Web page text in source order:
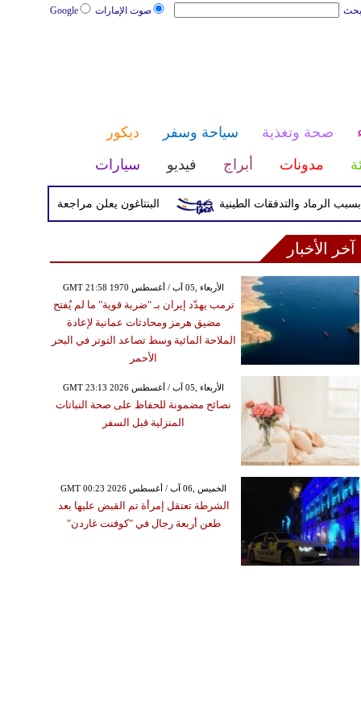
صوت الإمارات Google
صحة وتغذية سياحة وسفر
ديكور
مدونات أبراج فيديو سيارات
البنتاغون يعلن مراجعة التواجد العسكري
آخر الأخبار
GMT 21:58 1970 الأربعاء ,05 آب / أغسطس
ترمب يهدّد إيران بـ "ضربة قوية" ما لم يُفتح
مضيق هرمز ومحادثات عمانية لإعادة
الملاحة المائية وسط تصاعد التوتر في البحر
الأحمر
GMT 23:13 2026 الأربعاء ,05 آب / أغسطس
نصائح مضمونة للحفاظ على صحة النباتات
المنزلية قبل السفر
GMT 00:23 2026 الخميس ,06 آب / أغسطس
الشرطة تعتقل إمرأة تم القبض عليها بعد
طعن أربعة رجال في "كوفنت غاردن"